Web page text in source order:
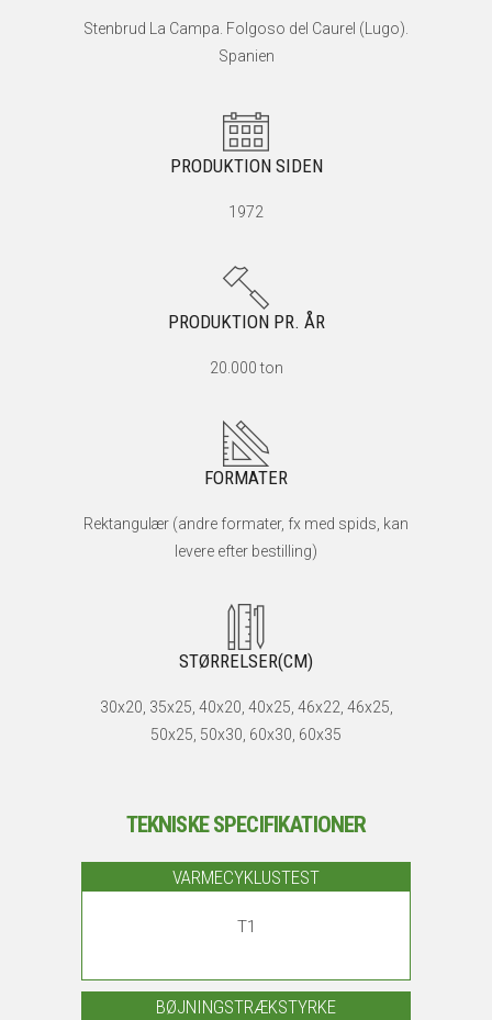
Stenbrud La Campa. Folgoso del Caurel (Lugo).
Spanien
PRODUKTION SIDEN
1972
PRODUKTION PR. ÅR
20.000 ton
FORMATER
Rektangulær (andre formater, fx med spids, kan
levere efter bestilling)
STØRRELSER(CM)
30x20, 35x25, 40x20, 40x25, 46x22, 46x25,
50x25, 50x30, 60x30, 60x35
TEKNISKE SPECIFIKATIONER
VARMECYKLUSTEST
T1
BØJNINGSTRÆKSTYRKE